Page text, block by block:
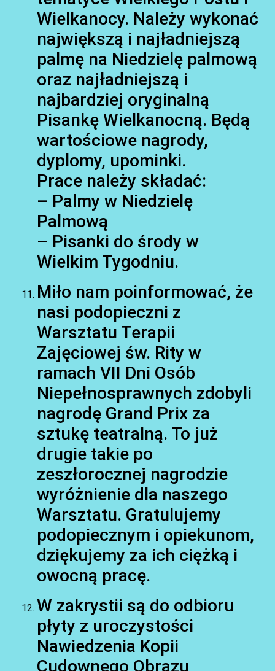
Wielkanocy. Należy wykonać
największą i najładniejszą
palmę na Niedzielę palmową
oraz najładniejszą i
najbardziej oryginalną
Pisankę Wielkanocną. Będą
wartościowe nagrody,
dyplomy, upominki.
Prace należy składać:
– Palmy w Niedzielę
Palmową
– Pisanki do środy w
Wielkim Tygodniu.
Miło nam poinformować, że
nasi podopieczni z
Warsztatu Terapii
Zajęciowej św. Rity w
ramach VII Dni Osób
Niepełnosprawnych zdobyli
nagrodę Grand Prix za
sztukę teatralną. To już
drugie takie po
zeszłorocznej nagrodzie
wyróżnienie dla naszego
Warsztatu. Gratulujemy
podopiecznym i opiekunom,
dziękujemy za ich ciężką i
owocną pracę.
W zakrystii są do odbioru
płyty z uroczystości
Nawiedzenia Kopii
Cudownego Obrazu